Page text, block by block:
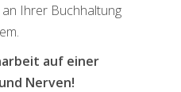
Ihrer Buchhaltung
auf einer
Nerven!